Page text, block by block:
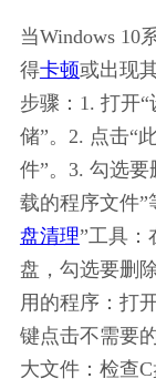
当Windows 10
得卡顿或出现
步骤：1. 打开
储”。2. 点击“
件”。3. 勾选
载的程序文件”
盘清理”工具：
盘，勾选要删
用的程序：打
键点击不需要
大文件：检查